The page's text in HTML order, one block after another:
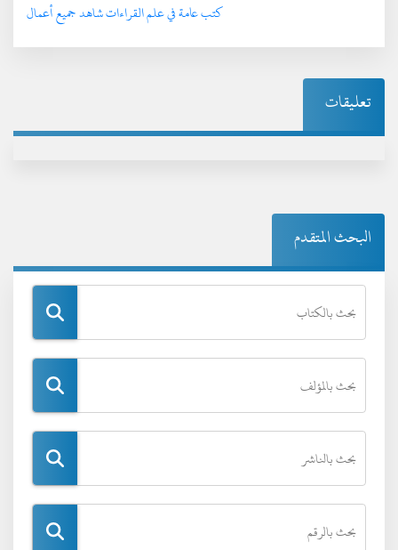
كتب عامة في علم القراءات شاهد جميع أعمال
تعليقات
البحث المتقدم